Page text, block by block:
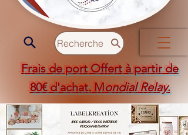
Recherche
Frais de port Offert à partir de
80€ d'achat. Mondial Relay.